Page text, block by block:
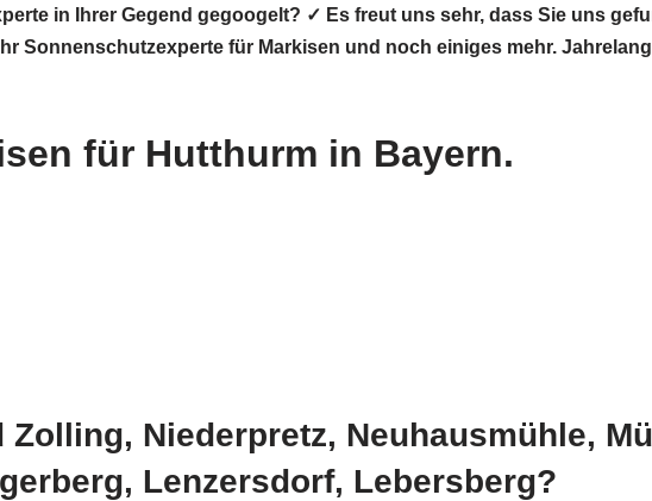
in Ihrer Gegend gegoogelt? ✓ Es freut uns sehr, dass Sie uns
Sonnenschutzexperte für Markisen und noch einiges mehr.
für Hutthurm in Bayern.
Niederpretz, Neuhausmühle,
Lenzersdorf, Lebersberg?